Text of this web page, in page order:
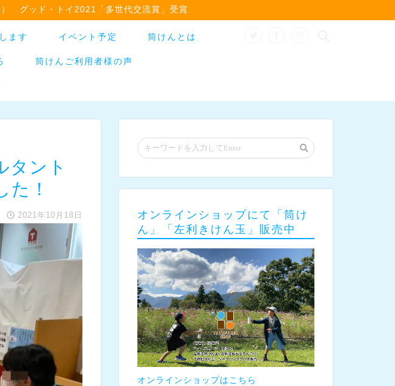
グッド・トイ2021「多世代交流賞」受賞
ます イベント予定 筒けんとは
筒けんご利用者様の声
タント
！
2021年10月18日
オンラインショップにて「筒け
ん」「左利きけん玉」販売中
オンラインショップはこちら